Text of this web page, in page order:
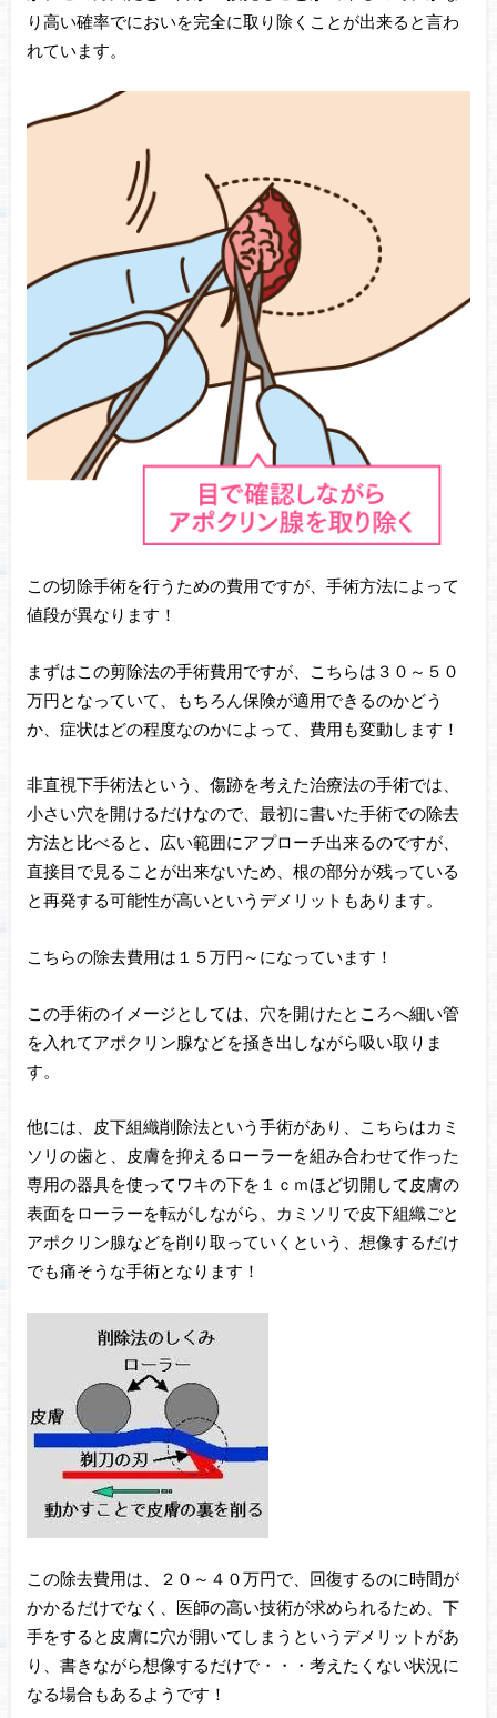
り高い確率でにおいを完全に取り除くことが出来ると言わ
れています。
この切除手術を行うための費用ですが、手術方法によって
値段が異なります！
まずはこの剪除法の手術費用ですが、こちらは３０～５０
万円となっていて、もちろん保険が適用できるのかどう
か、症状はどの程度なのかによって、費用も変動します！
非直視下手術法という、傷跡を考えた治療法の手術では、
小さい穴を開けるだけなので、最初に書いた手術での除去
方法と比べると、広い範囲にアプローチ出来るのですが、
直接目で見ることが出来ないため、根の部分が残っている
と再発する可能性が高いというデメリットもあります。
こちらの除去費用は１５万円～になっています！
この手術のイメージとしては、穴を開けたところへ細い管
を入れてアポクリン腺などを掻き出しながら吸い取りま
す。
他には、皮下組織削除法という手術があり、こちらはカミ
ソリの歯と、皮膚を抑えるローラーを組み合わせて作った
専用の器具を使ってワキの下を１ｃｍほど切開して皮膚の
表面をローラーを転がしながら、カミソリで皮下組織ごと
アポクリン腺などを削り取っていくという、想像するだけ
でも痛そうな手術となります！
この除去費用は、２０～４０万円で、回復するのに時間が
かかるだけでなく、医師の高い技術が求められるため、下
手をすると皮膚に穴が開いてしまうというデメリットがあ
り、書きながら想像するだけで・・・考えたくない状況に
なる場合もあるようです！